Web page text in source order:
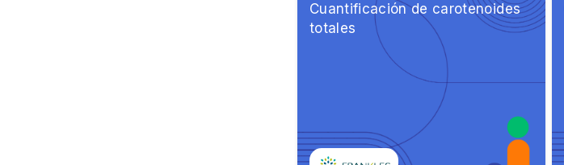
Cuantificación de carotenoides
totales